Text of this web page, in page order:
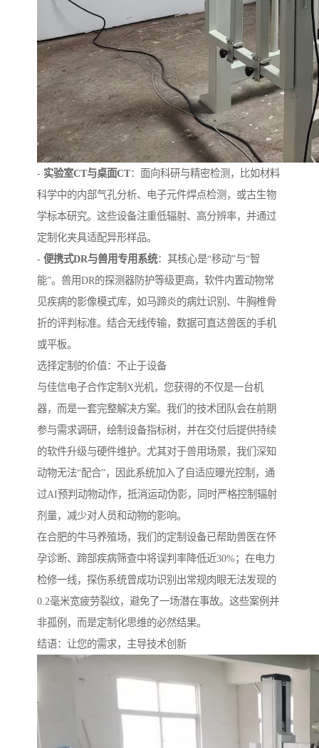
- 实验室CT与桌面CT：面向科研与精密检测，比如材料
科学中的内部气孔分析、电子元件焊点检测，或古生物
学标本研究。这些设备注重低辐射、高分辨率，并通过
定制化夹具适配异形样品。
- 便携式DR与兽用专用系统：其核心是“移动”与“智
能”。兽用DR的探测器防护等级更高，软件内置动物常
见疾病的影像模式库，如马蹄炎的病灶识别、牛胸椎骨
折的评判标准。结合无线传输，数据可直达兽医的手机
或平板。
选择定制的价值：不止于设备
与佳信电子合作定制X光机，您获得的不仅是一台机
器，而是一套完整解决方案。我们的技术团队会在前期
参与需求调研，绘制设备指标树，并在交付后提供持续
的软件升级与硬件维护。尤其对于兽用场景，我们深知
动物无法“配合”，因此系统加入了自适应曝光控制，通
过AI预判动物动作，抵消运动伪影，同时严格控制辐射
剂量，减少对人员和动物的影响。
在合肥的牛马养殖场，我们的定制设备已帮助兽医在怀
孕诊断、蹄部疾病筛查中将误判率降低近30%；在电力
检修一线，探伤系统曾成功识别出常规肉眼无法发现的
0.2毫米宽疲劳裂纹，避免了一场潜在事故。这些案例并
非孤例，而是定制化思维的必然结果。
结语：让您的需求，主导技术创新